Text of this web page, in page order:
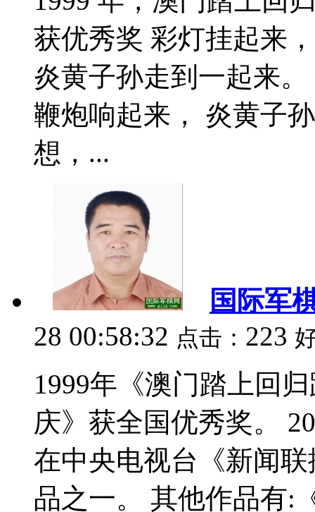
获优秀奖 彩灯挂起来
炎黄子孙走到一起来
鞭炮响起来， 炎黄子
想，...
国际军
28 00:58:32 点击： 223
1999年《澳门踏上回
庆》获全国优秀奖。
在中央电视台《新闻
品之一。 其他作品有: